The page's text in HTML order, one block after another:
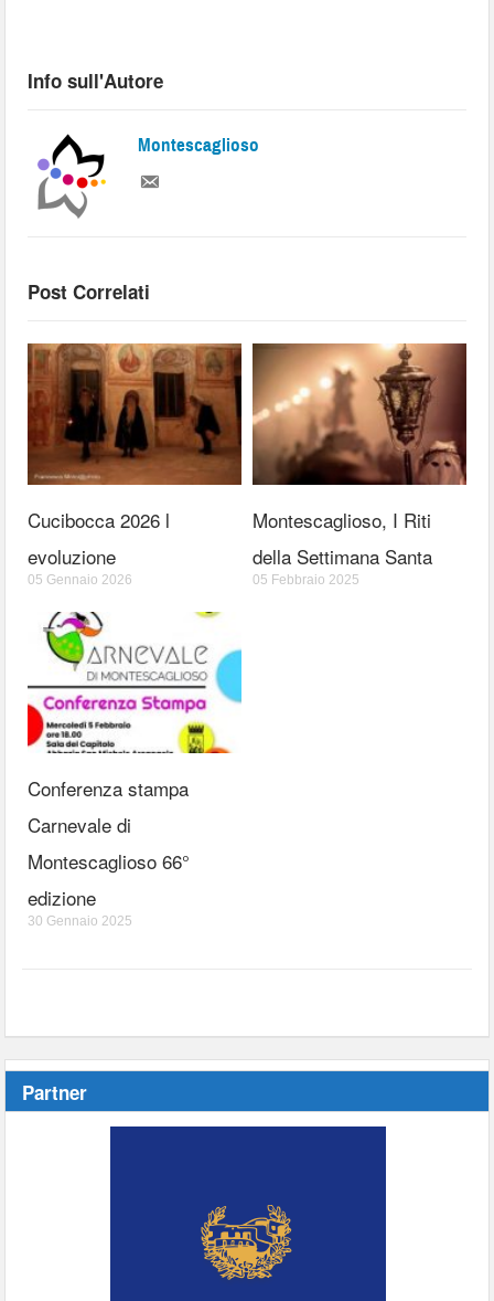
Info sull'Autore
Montescaglioso
Post Correlati
Cucibocca 2026 l
evoluzione
05 Gennaio 2026
Montescaglioso, I Riti
della Settimana Santa
05 Febbraio 2025
Conferenza stampa
Carnevale di
Montescaglioso 66°
edizione
30 Gennaio 2025
Partner